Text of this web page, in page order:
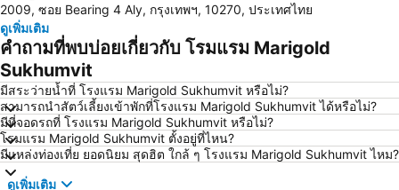
ล่องเรือแม่น้ำเจ้าพระยา และวัดอรุณ
สยามพารากอน
สยามสแควร์
มาบุญครอง
วัดอรุณ
สถานีรถไฟหัวลำโพง
บีทีเอส พร้อมพงษ์
บีทีเอส หมอชิต
บีทีเอส อารีย์
บีทีเอส พญาไท
เดอะมอลล์บางกะปิ
พระราชวังสวนดุสิต
ตลาดนัดสวนจตุจักร
2009, ซอย Bearing 4 Aly, กรุงเทพฯ, 10270, ประเทศไทย
ดูเพิ่มเติม
คำถามที่พบบ่อยเกี่ยวกับ โรมแรม Marigold
Sukhumvit
มีสระว่ายน้ำที่ โรงแรม Marigold Sukhumvit หรือไม่?
สามารถนำสัตว์เลี้ยงเข้าพักที่โรงแรม Marigold Sukhumvit ได้หรือไม่?
มีที่จอดรถที่ โรงแรม Marigold Sukhumvit หรือไม่?
โรมแรม Marigold Sukhumvit ตั้งอยู่ที่ไหน?
มีแหล่งท่องเที่ย ยอดนิยม สุดฮิต ใกล้ ๆ โรงแรม Marigold Sukhumvit ไหม?
ดูเพิ่มเติม